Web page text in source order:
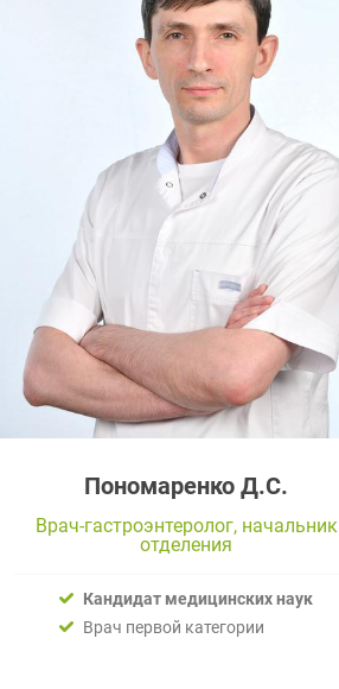
Пономаренко Д.С.
Врач-гастроэнтеролог, начальник
отделения
Кандидат медицинских наук
Врач первой категории